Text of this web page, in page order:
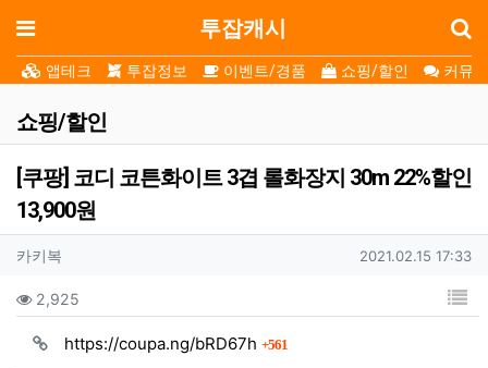
메뉴 투잡캐시
앱테크 투잡정보 이벤트/경품 쇼핑/할인 커뮤
쇼핑/할인
[쿠팡] 코디 코튼화이트 3겹 롤화장지 30m 22%할인
13,900원
작성자 정보
작성자
카키복 작성일
2021.02.15 17:33
컨텐츠 정보
조회2,925 목
https://coupa.ng/bRD67h 561